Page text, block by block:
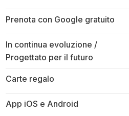
Prenota con Google gratuito
In continua evoluzione /
Progettato per il futuro
Carte regalo
App iOS e Android